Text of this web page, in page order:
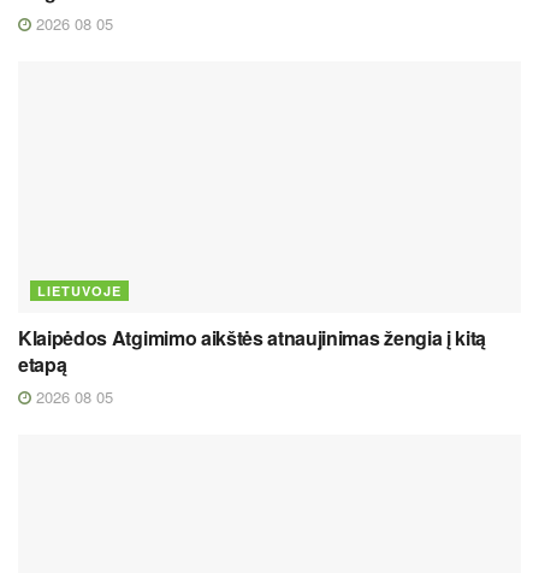
2026 08 05
LIETUVOJE
Klaipėdos Atgimimo aikštės atnaujinimas žengia į kitą
etapą
2026 08 05